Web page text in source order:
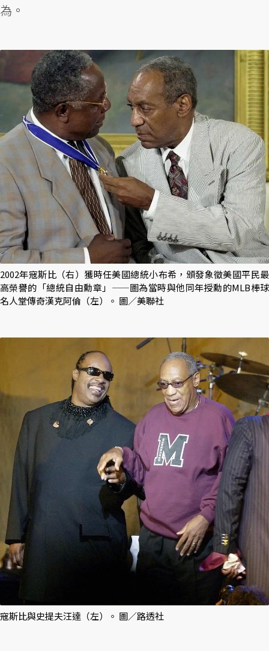
為。
2002年寇斯比（右）獲時任美國總統小布希，頒發象徵美國平民最
高榮譽的「總統自由勳章」——圖為當時與他同年授勳的MLB棒球
名人堂傳奇漢克阿倫（左）。 圖／美聯社
寇斯比與史提夫汪達（左）。 圖／路透社